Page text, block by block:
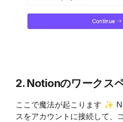
2. Notionのワークス
ここで魔法が起こります ✨
スをアカウントに接続して、